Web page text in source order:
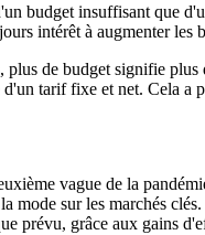
budget insuffisant
intérêt à augmenter les
de budget signifie plus
tarif fixe et net. Cela
vague de la
mode sur les marchés clés.
prévu, grâce aux gains